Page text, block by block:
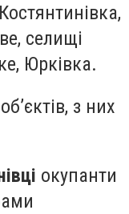
селищі
Юрківка.
з них
окупанти